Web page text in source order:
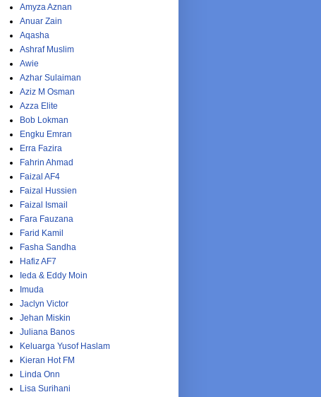
Amyza Aznan
Anuar Zain
Aqasha
Ashraf Muslim
Awie
Azhar Sulaiman
Aziz M Osman
Azza Elite
Bob Lokman
Engku Emran
Erra Fazira
Fahrin Ahmad
Faizal AF4
Faizal Hussien
Faizal Ismail
Fara Fauzana
Farid Kamil
Fasha Sandha
Hafiz AF7
Ieda & Eddy Moin
Imuda
Jaclyn Victor
Jehan Miskin
Juliana Banos
Keluarga Yusof Haslam
Kieran Hot FM
Linda Onn
Lisa Surihani